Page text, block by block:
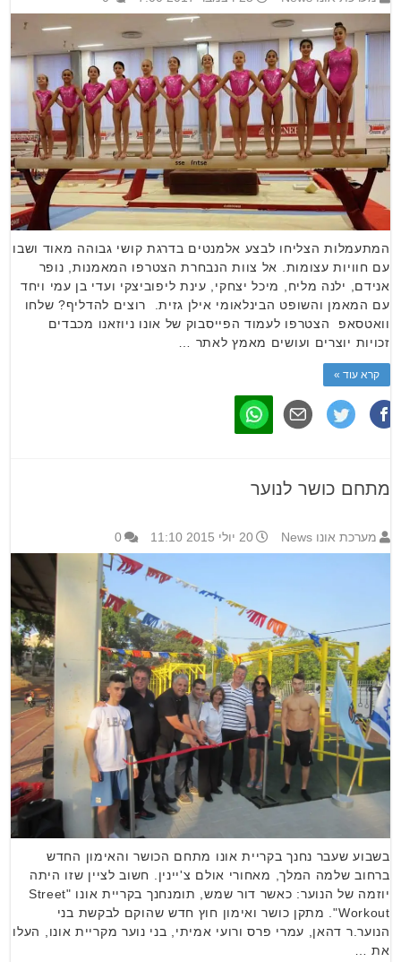
המתעמלות הצליחו לבצע אלמנטים בדרגת קושי גבוהה מאוד ושבו
עם חוויות עצומות. אל צוות הנבחרת הצטרפו המאמנות, נופר
אנידם, ילנה מליח, מיכל יצחקי, עינת ליפוביצקי ועדי בן עמי ויחד
עם המאמן והשופט הבינלאומי אילן גזית. רוצים להדליף? שלחו
וואטסאפ הצטרפו לעמוד הפייסבוק של אונו ניוזאנו מכבדים
זכויות יוצרים ועושים מאמץ לאתר …
קרא עוד »
מתחם כושר לנוער
מערכת אונו News 20 יולי 2015 11:10 0
בשבוע שעבר נחנך בקריית אונו מתחם הכושר והאימון החדש
ברחוב שלמה המלך, מאחורי אולם צ'יינין. חשוב לציין שזו היתה
יוזמה של הנוער: כאשר דור שמש, תומנחנך בקריית אונו "Street
Workout". מתקן כושר ואימון חוץ חדש שהוקם לבקשת בני
הנוער.ר דהאן, עמרי פרס ורועי אמיתי, בני נוער מקריית אונו, העלו
את …